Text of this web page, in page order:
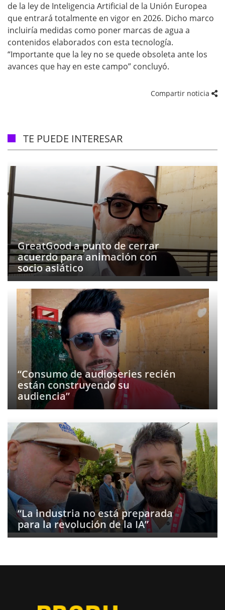
de la ley de Inteligencia Artificial de la Unión Europea
que entrará totalmente en vigor en 2026. Dicho marco
incluiría medidas como poner marcas de agua a
contenidos elaborados con esta tecnología.
“Importante que la ley no se quede obsoleta ante los
avances que hay en este campo” concluyó.
Compartir noticia
TE PUEDE INTERESAR
GreatGood a punto de cerrar
acuerdo para animación con
socio asiático
“Consumo de audioseries recién
están construyendo su
audiencia”
“La industria no está preparada
para la revolución de la IA”